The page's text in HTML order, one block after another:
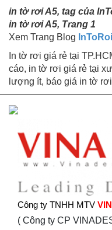
in tờ rơi A5, tag của
in tờ rơi A5, Trang 1
Xem Trang Blog InToRoi
In tờ rơi giá rẻ tại
cáo, in tờ rơi giá rẻ tại
lượng ít, báo giá in tờ
Công ty TNHH MTV
( Công ty CP